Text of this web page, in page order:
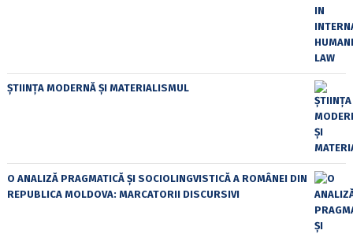
ȘTIINȚA MODERNĂ ȘI MATERIALISMUL
O ANALIZĂ PRAGMATICĂ ȘI SOCIOLINGVISTICĂ A ROMÂNEI DIN
REPUBLICA MOLDOVA: MARCATORII DISCURSIVI